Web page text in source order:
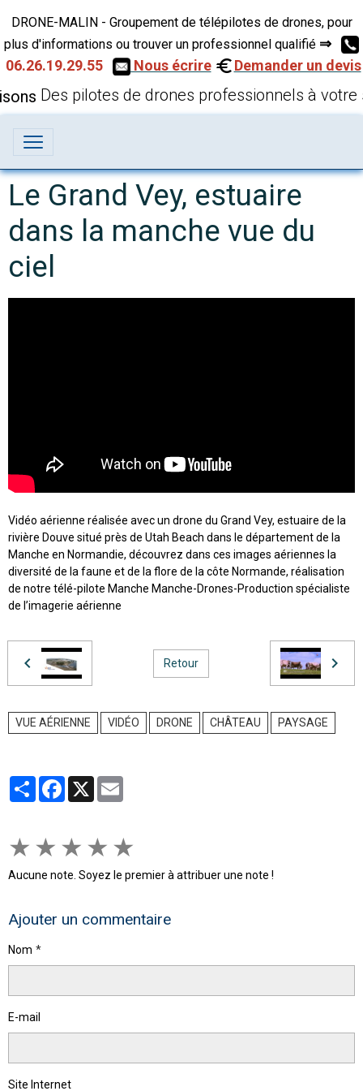
DRONE-MALIN - Groupement de télépilotes de drones, pour
plus d'informations ou trouver un professionnel qualifié ⇒
06.26.19.29.55
Nous écrire Demander un devis
Des pilotes de drones professionnels à votre
Le Grand Vey, estuaire
dans la manche vue du
ciel
Vidéo aérienne réalisée avec un drone du Grand Vey, estuaire de la
rivière Douve situé près de Utah Beach dans le département de la
Manche en Normandie, découvrez dans ces images aériennes la
diversité de la faune et de la flore de la côte Normande, réalisation
de notre télé-pilote Manche Manche-Drones-Production spécialiste
de l’imagerie aérienne
Retour
VUE AÉRIENNE VIDÉO DRONE CHÂTEAU PAYSAGE
PartagerFacebook
X
★ ★ ★ ★ ★
Aucune note. Soyez le premier à attribuer une note !
Ajouter un commentaire
Nom
E-mail
Site Internet